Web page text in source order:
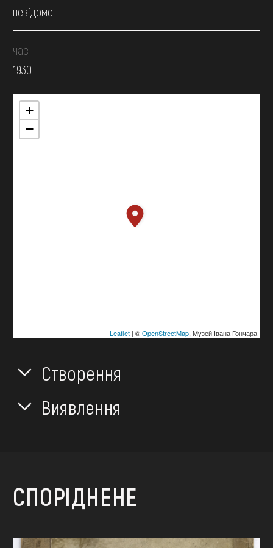
невідомо
час
1930
+
−
Leaflet| ©OpenStreetMap, Музей Івана Гончара
Створення
Виявлення
СПОРІДНЕНЕ